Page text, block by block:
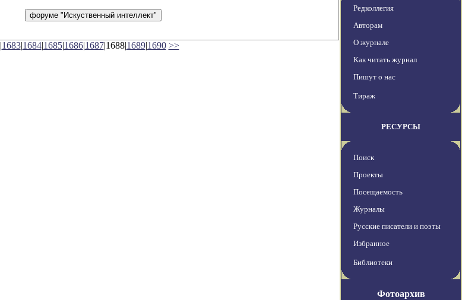
|1683|1684|1685|1686|1687|1688|1689|1690 >>
Редколлегия
Авторам
О журнале
Как читать журнал
Пишут о нас
Тираж
РЕСУРСЫ
Поиск
Проекты
Посещаемость
Журналы
Русские писатели и поэты
Избранное
Библиотеки
Фотоархив